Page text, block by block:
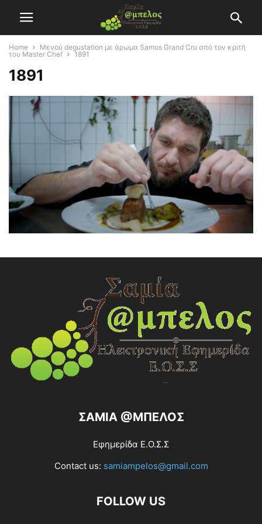
Home
Mενού degustation με άρωμα Samos Grand Cru από τον κριτή
του Master Chef
1891
1891
ΣΑΜΙΑ @ΜΠΕΛΟΣ
Εφημερίδα Ε.Ο.Σ.Σ
Contact us: samiampelos@gmail.com
FOLLOW US